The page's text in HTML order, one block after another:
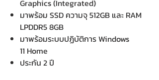
Graphics (Integrated)
มาพร้อม SSD ความจุ 512GB และ RAM
LPDDR5 8GB
มาพร้อมระบบปฏิบัติการ Windows
11 Home
ประกัน 2 ปี